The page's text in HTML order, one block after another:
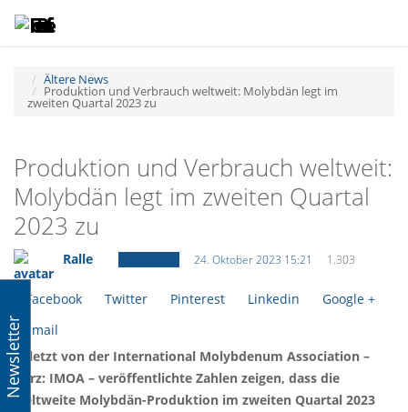
Ältere News
Produktion und Verbrauch weltweit: Molybdän legt im
zweiten Quartal 2023 zu
Produktion und Verbrauch weltweit:
Molybdän legt im zweiten Quartal
2023 zu
Ralle 24. Oktober 2023 15:21 1.303
Facebook Twitter Pinterest Linkedin
Google +
Email
Zuletzt von der International Molybdenum Association –
kurz: IMOA – veröffentlichte Zahlen zeigen, dass die
weltweite Molybdän-Produktion im zweiten Quartal 2023
Newsletter